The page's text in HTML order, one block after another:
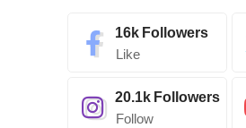
16k Followers
Like
20.1k Followers
Follow